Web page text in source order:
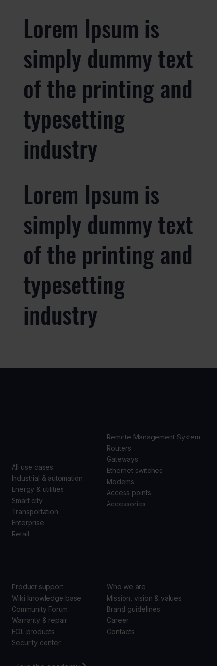
Lorem Ipsum is
simply dummy text
of the printing and
typesetting
industry
Lorem Ipsum is
simply dummy text
of the printing and
typesetting
industry
All use cases
Industrial & automation
Energy & utilities
Smart city
Transportation
Enterprise
Retail
Remote Management System
Routers
Gateways
Ethernet switches
Modems
Access points
Accessories
Product support
Wiki knowledge base
Community Forum
Warranty & repair
EOL products
Security center
Who we are
Mission, vision & values
Brand guidelines
Career
Contacts